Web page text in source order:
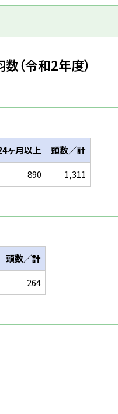
（令和2年度）
ヶ月以上
頭数／計
890 1,311
頭数／計
264